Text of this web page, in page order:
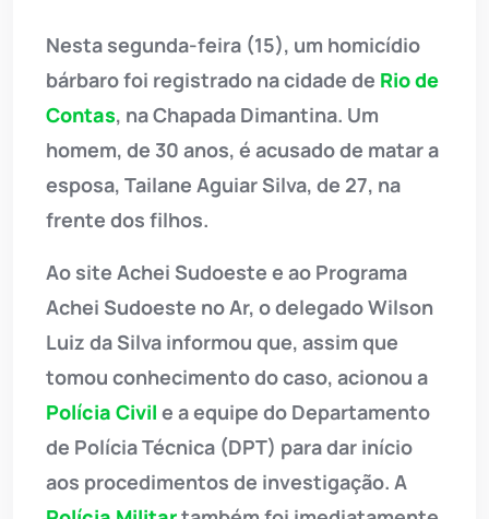
Nesta segunda-feira (15), um homicídio
bárbaro foi registrado na cidade de Rio de
Contas, na Chapada Dimantina. Um
homem, de 30 anos, é acusado de matar a
esposa, Tailane Aguiar Silva, de 27, na
frente dos filhos.
Ao site Achei Sudoeste e ao Programa
Achei Sudoeste no Ar, o delegado Wilson
Luiz da Silva informou que, assim que
tomou conhecimento do caso, acionou a
Polícia Civil e a equipe do Departamento
de Polícia Técnica (DPT) para dar início
aos procedimentos de investigação. A